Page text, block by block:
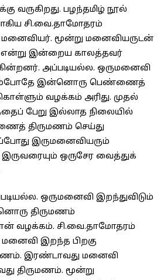
வருகிறது. பழந்தமிழ் நூல்
சி.வை.தாமோதரம்
மனைவியர். மூன்று மனைவியருடன்
என்று இன்றைய காலத்தவர்
அப்படியல்ல. ஒருமனைவி
இன்னொரு பெண்ணைத்
வழக்கம் அரிது. முதல்
பேறு இல்லாத நிலையில்
திருமணம் செய்து
இருமனைவியரும்
இருவரையும் ஒருசேர வைத்துக்
ஒருமனைவி இறந்துவிடும்
திருமணம்
வழக்கம். சி.வை.தாமோதரம்
இறந்த பிறகு
இரண்டாவது மனைவி
திருமணம். மூன்று